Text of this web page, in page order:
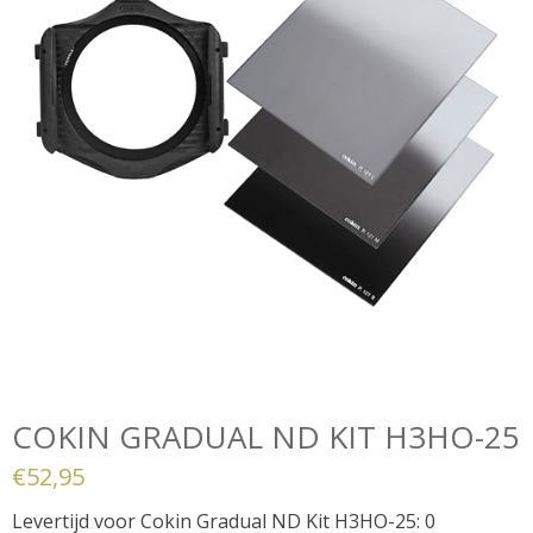
COKIN GRADUAL ND KIT H3HO-25
€52,95
Levertijd voor Cokin Gradual ND Kit H3HO-25: 0